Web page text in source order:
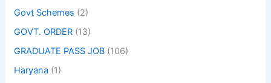
Govt Schemes (2)
GOVT. ORDER (13)
GRADUATE PASS JOB (106)
Haryana (1)